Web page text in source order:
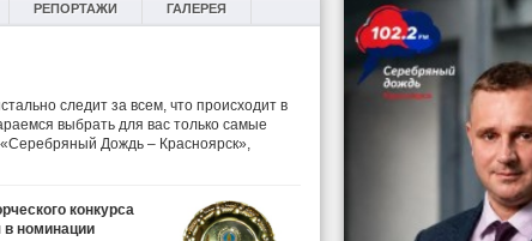
РЕПОРТАЖИ ГАЛЕРЕЯ
следит за всем, что происходит в
выбрать для вас только самые
Дождь – Красноярск»,
конкурса
в номинации